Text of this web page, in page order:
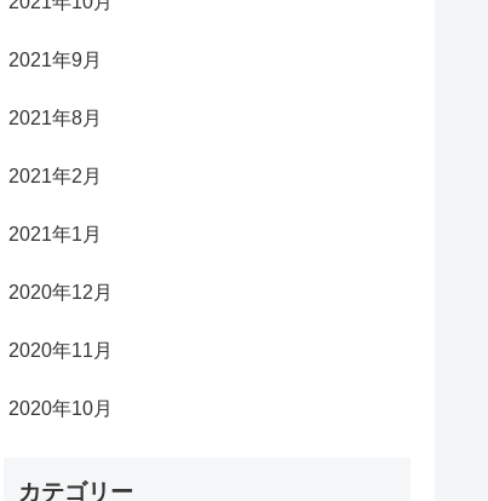
2021年9月
2021年8月
2021年2月
2021年1月
2020年12月
2020年11月
2020年10月
カテゴリー